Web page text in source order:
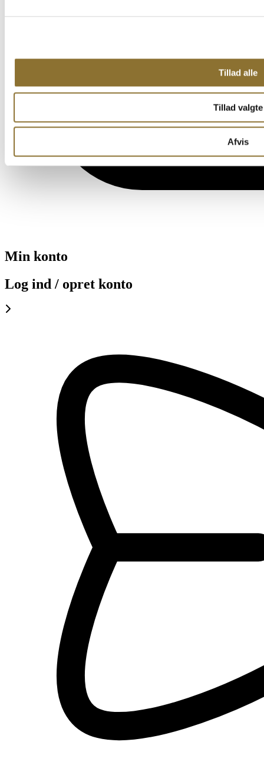
Tillad alle
Tillad valgte
Afvis
Min konto
Log ind / opret konto